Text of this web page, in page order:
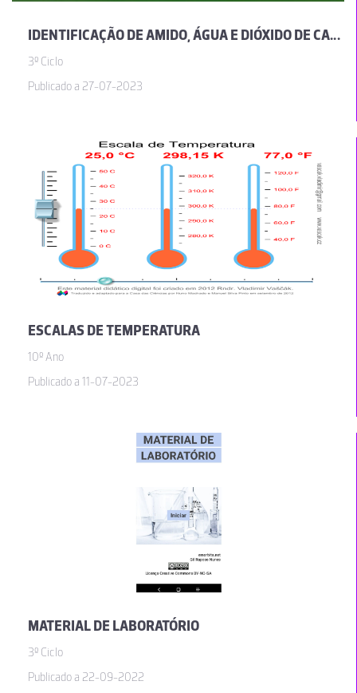
IDENTIFICAÇÃO DE AMIDO, ÁGUA E DIÓXIDO DE CARBONO
3º Ciclo
Publicado a 27-07-2023
ESCALAS DE TEMPERATURA
10º Ano
Publicado a 11-07-2023
MATERIAL DE LABORATÓRIO
3º Ciclo
Publicado a 22-09-2022